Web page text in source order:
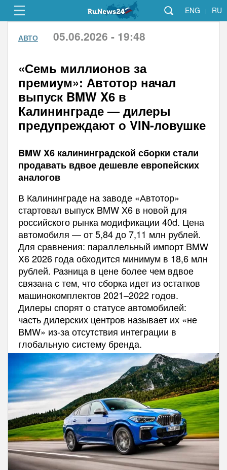
ENG | RU
АВТО 05.06.2026 - 19:48
«Семь миллионов за
премиум»: Автотор начал
выпуск BMW X6 в
Калининграде — дилеры
предупреждают о VIN-ловушке
BMW X6 калининградской сборки стали
продавать вдвое дешевле европейских
аналогов
В Калининграде на заводе «Автотор»
стартовал выпуск BMW X6 в новой для
российского рынка модификации 40d. Цена
автомобиля — от 5,84 до 7,11 млн рублей.
Для сравнения: параллельный импорт BMW
X6 2026 года обходится минимум в 18,6 млн
рублей. Разница в цене более чем вдвое
связана с тем, что сборка идет из остатков
машинокомплектов 2021–2022 годов.
Дилеры спорят о статусе автомобилей:
часть дилерских центров называет их «не
BMW» из-за отсутствия интеграции в
глобальную систему бренда.